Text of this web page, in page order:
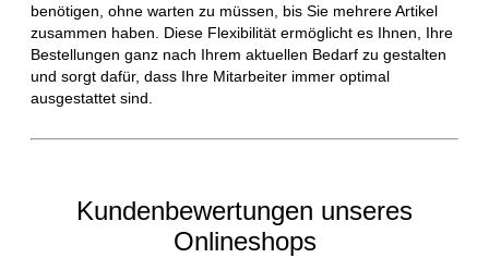
benötigen, ohne warten zu müssen, bis Sie mehrere Artikel
zusammen haben. Diese Flexibilität ermöglicht es Ihnen, Ihre
Bestellungen ganz nach Ihrem aktuellen Bedarf zu gestalten
und sorgt dafür, dass Ihre Mitarbeiter immer optimal
ausgestattet sind.
Kundenbewertungen unseres
Onlineshops